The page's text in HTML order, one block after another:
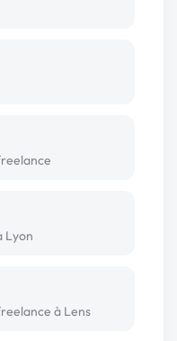
Lyon
à Lens